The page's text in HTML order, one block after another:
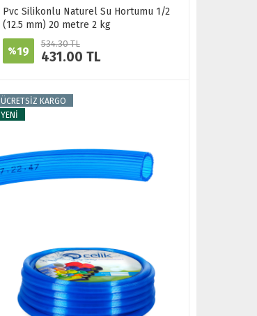
Pvc Silikonlu Naturel Su Hortumu 1/2
(12.5 mm) 20 metre 2 kg
%19
534.30 TL
431.00 TL
ÜCRETSİZ KARGO
YENİ